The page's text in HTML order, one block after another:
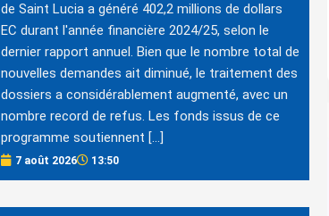
de Saint Lucia a généré 402,2 millions de dollars
EC durant l'année financière 2024/25, selon le
dernier rapport annuel. Bien que le nombre total de
nouvelles demandes ait diminué, le traitement des
dossiers a considérablement augmenté, avec un
nombre record de refus. Les fonds issus de ce
programme soutiennent […]
7 août 2026 13:50